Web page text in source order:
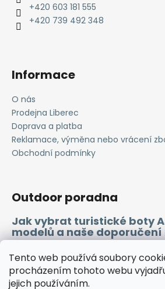
Tento web používá soubory
procházením tohoto webu
jejich používáním.
+420 603 181 555
+420 739 492 348
Informace
O nás
Prodejna Liberec
Doprava a platba
Reklamace, výměna nebo vrácení
Obchodní podmínky
Outdoor poradna
Jak vybrat turistické boty
modelů a naše doporučení